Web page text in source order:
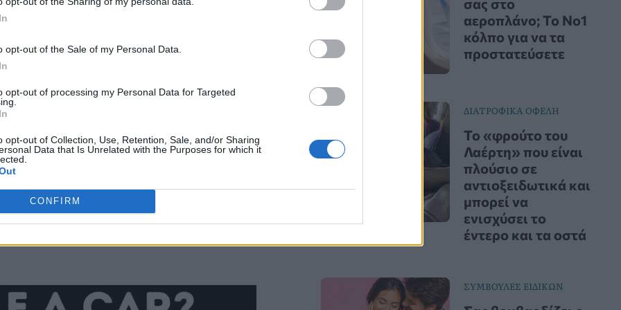
opt-out of the Sale of my Personal Data.
opt-out of processing my Personal Data for Targeted
opt-out of Collection, Use, Retention, Sale, and/or Sharing
Data that Is Unrelated with the Purposes for which it
CONFIRM
που θα βάλει τα αστυνομικά
μόλις 5 δευτερόλεπτα για να
εικόνας είναι ένοχη για την
που μπορεί να φαίνεται
προσεκτικά γιατί η απάντηση
μυαλό μπορεί να το λύσει
σας στο
αεροπλάνο; Το Νο1
κόλπο για να τα
προστατεύσετε
ΔΙΑΤΡΟΦΙΚΑ ΟΦΕΛΗ
Το «φρούτο του
Λαέρτη» που είναι
πλούσιο σε
αντιοξειδωτικά και
μπορεί να
ενισχύσει το
έντερο και τα οστά
ΣΥΜΒΟΥΛΕΣ ΕΙΔΙΚΩΝ